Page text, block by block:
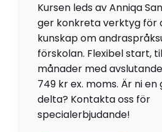
Kursen leds av Anniqa
ger konkreta verktyg för
kunskap om
förskolan. Flexibel start,
månader med
749 kr ex. moms. Är ni
delta? Kontakta oss för
specialerbjudande!